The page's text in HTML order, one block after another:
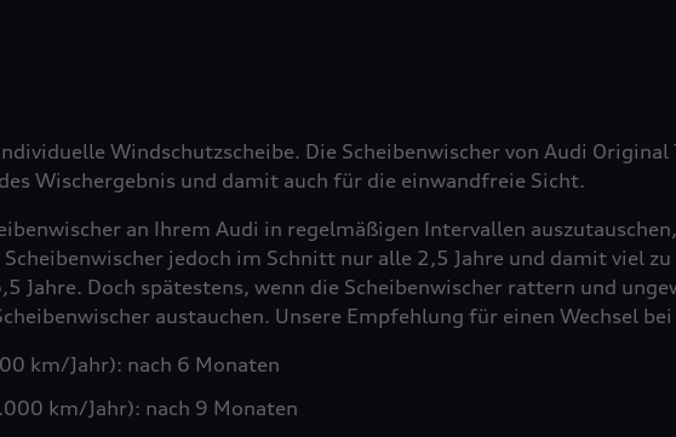
Windschutzscheibe. Die Scheibenwischer von Audi
Wischergebnis und damit auch für die einwandfreie Sicht.
an Ihrem Audi in regelmäßigen Intervallen
jedoch im Schnitt nur alle 2,5 Jahre und damit viel
Jahre. Doch spätestens, wenn die Scheibenwischer rattern und
austauchen. Unsere Empfehlung für einen Wechsel
km/Jahr): nach 6 Monaten
km/Jahr): nach 9 Monaten